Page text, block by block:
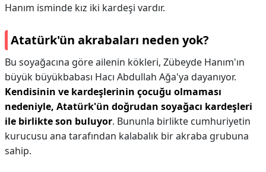
Hanım isminde kız iki kardeşi vardır.
Atatürk'ün akrabaları neden yok?
Bu soyağacına göre ailenin kökleri, Zübeyde Hanım'ın
büyük büyükbabası Hacı Abdullah Ağa'ya dayanıyor.
Kendisinin ve kardeşlerinin çocuğu olmaması
nedeniyle, Atatürk'ün doğrudan soyağacı kardeşleri
ile birlikte son buluyor. Bununla birlikte cumhuriyetin
kurucusu ana tarafından kalabalık bir akraba grubuna
sahip.